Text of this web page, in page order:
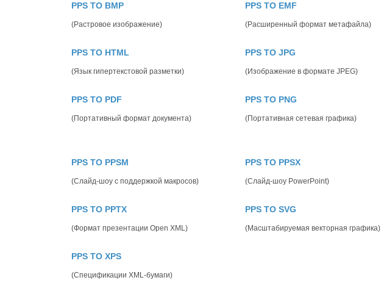
PPS TO BMP
(Растровое изображение)
PPS TO EMF
(Расширенный формат метафайла)
PPS TO HTML
(Язык гипертекстовой разметки)
PPS TO JPG
(Изображение в формате JPEG)
PPS TO PDF
(Портативный формат документа)
PPS TO PNG
(Портативная сетевая графика)
PPS TO PPSM
(Слайд-шоу с поддержкой макросов)
PPS TO PPSX
(Слайд-шоу PowerPoint)
PPS TO PPTX
(Формат презентации Open XML)
PPS TO SVG
(Масштабируемая векторная графика)
PPS TO XPS
(Спецификации XML-бумаги)